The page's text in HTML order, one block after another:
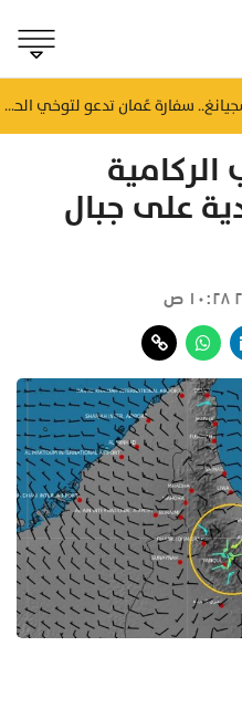
منذ ١٧ ساعة ضرب شنغهاي وتشجيانغ.. سفارة عُمان تدعو لتوخي الحيطة إثر إعصار مداري بالصين
على جبال